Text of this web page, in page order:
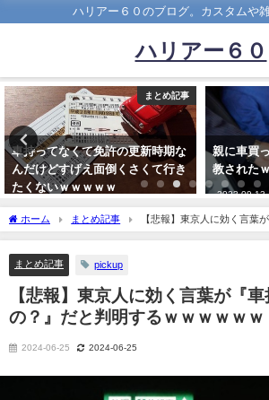
ハリアー６０のブログ。カスタムや
ハリアー６０
まとめ記事
車持ってなくて免許の更新時期な
んだけどすげえ面倒くさくて行き
たくないｗｗｗｗｗ
親に車買
教された
2023-09-13
ホーム まとめ記事
【悲報】東京人に効く言葉
判明するｗｗｗｗｗｗ
まとめ記事 pickup
【悲報】東京人に効く言葉が『
の？』だと判明するｗｗｗｗｗｗ
2024-06-25 2024-06-25